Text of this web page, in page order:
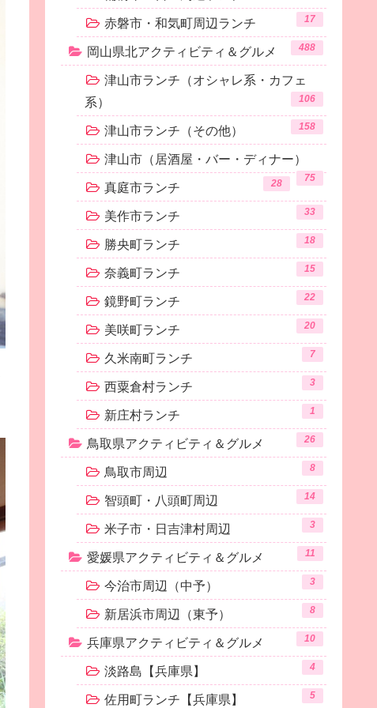
赤磐市・和気町周辺ランチ 17
岡山県北アクティビティ＆グルメ 488
津山市ランチ（オシャレ系・カフェ
系）
106
津山市ランチ（その他） 158
津山市（居酒屋・バー・ディナー）
75
真庭市ランチ 28
美作市ランチ 33
勝央町ランチ 18
奈義町ランチ 15
鏡野町ランチ 22
美咲町ランチ 20
久米南町ランチ 7
西粟倉村ランチ 3
新庄村ランチ 1
鳥取県アクティビティ＆グルメ 26
鳥取市周辺 8
智頭町・八頭町周辺 14
米子市・日吉津村周辺 3
愛媛県アクティビティ＆グルメ 11
今治市周辺（中予） 3
新居浜市周辺（東予） 8
兵庫県アクティビティ＆グルメ 10
淡路島【兵庫県】 4
佐用町ランチ【兵庫県】 5